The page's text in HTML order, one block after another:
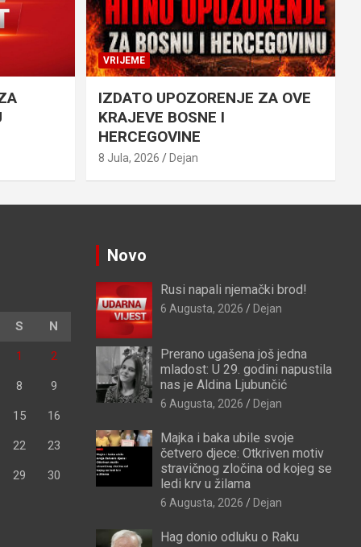
VRIJEME
IZDATO UPOZORENJE ZA OVE
KRAJEVE BOSNE I
HERCEGOVINE
8 Jula, 2026 Dejan
S N
1 2
8 9
15 16
22 23
29 30
Novo
Rusi napali njemački brod!
6 Augusta, 2026 Dejan
Prerano ugašena još jedna
mladost: U 29. godini napustila
nas je Aldina Ljubunčić
6 Augusta, 2026 Dejan
Majka i baka ubile svoje
četvero djece: Otkriven motiv
stravičnog zločina od kojeg se
ledi krv u žilama
6 Augusta, 2026 Dejan
Hag donio odluku o Raku